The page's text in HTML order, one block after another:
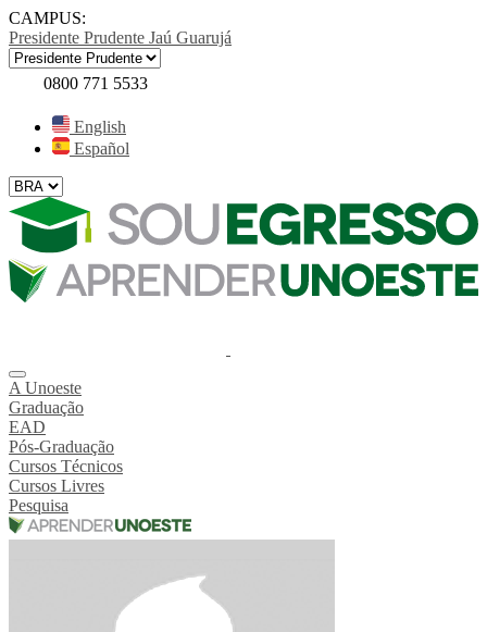
CAMPUS:
Presidente Prudente Jaú Guarujá
0800 771 5533
English
Español
A Unoeste
Graduação
EAD
Pós-Graduação
Cursos Técnicos
Cursos Livres
Pesquisa